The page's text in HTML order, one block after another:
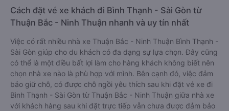
Cách đặt vé xe khách đi Bình Thạnh - Sài Gòn từ
Thuận Bắc - Ninh Thuận nhanh và uy tín nhất
Việc có rất nhiều nhà xe Thuận Bắc - Ninh Thuận Bình Thạnh -
Sài Gòn giúp cho du khách có đa dạng sự lựa chọn. Đây cũng
có thể là một điều bất lợi làm cho hàng khách không biết nên
chọn nhà xe nào là phù hợp với mình. Bên cạnh đó, việc đảm
bảo giữ chỗ, có được chỗ ngồi yêu thích sau khi đặt vé xe đi
Bình Thạnh - Sài Gòn từ Thuận Bắc - Ninh Thuận giữa nhà xe
với khách hàng sau khi đặt trực tiếp vẫn chưa được đảm bảo